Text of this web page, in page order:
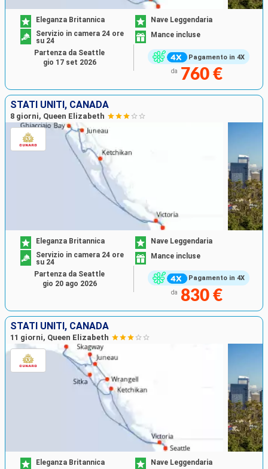
Pagamento in 4X
Eleganza Britannica
Nave Leggendaria
Servizio in camera 24 ore
su 24
Mance incluse
da 760 €
Partenza da Seattle
gio 17 set 2026
STATI UNITI, CANADA
8 giorni, Queen Elizabeth
Pagamento in 4X
Eleganza Britannica
Nave Leggendaria
Servizio in camera 24 ore
su 24
Mance incluse
da 830 €
Partenza da Seattle
gio 20 ago 2026
STATI UNITI, CANADA
11 giorni, Queen Elizabeth
Eleganza Britannica
Nave Leggendaria